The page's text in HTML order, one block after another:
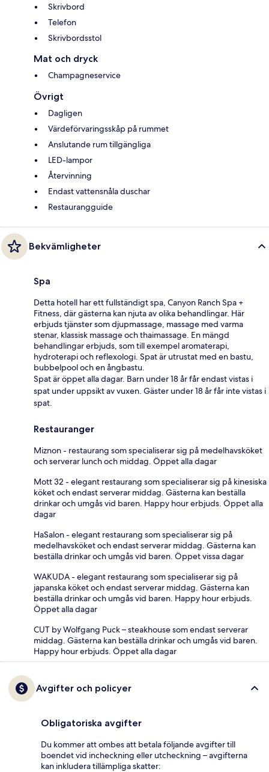
Skrivbord
Telefon
Skrivbordsstol
Mat och dryck
Champagneservice
Övrigt
Dagligen
Värdeförvaringsskåp på rummet
Anslutande rum tillgängliga
LED-lampor
Återvinning
Endast vattensnåla duschar
Restaurangguide
Bekvämligheter
Spa
Detta hotell har ett fullständigt spa, Canyon Ranch Spa +
Fitness, där gästerna kan njuta av olika behandlingar. Här
erbjuds tjänster som djupmassage, massage med varma
stenar, klassisk massage och thaimassage. En mängd
behandlingar erbjuds, som till exempel aromaterapi,
hydroterapi och reflexologi. Spat är utrustat med en bastu,
bubbelpool och en ångbastu.
Spat är öppet alla dagar. Barn under 18 år får endast vistas i
spat under uppsikt av vuxen. Gäster under 18 år får inte vistas i
spat.
Restauranger
Miznon - restaurang som specialiserar sig på medelhavsköket
och serverar lunch och middag. Öppet alla dagar
Mott 32 - elegant restaurang som specialiserar sig på kinesiska
köket och endast serverar middag. Gästerna kan beställa
drinkar och umgås vid baren. Happy hour erbjuds. Öppet alla
dagar
HaSalon - elegant restaurang som specialiserar sig på
medelhavsköket och endast serverar middag. Gästerna kan
beställa drinkar och umgås vid baren. Öppet vissa dagar
WAKUDA - elegant restaurang som specialiserar sig på
japanska köket och endast serverar middag. Gästerna kan
beställa drinkar och umgås vid baren. Happy hour erbjuds.
Öppet alla dagar
CUT by Wolfgang Puck – steakhouse som endast serverar
middag. Gästerna kan beställa drinkar och umgås vid baren.
Happy hour erbjuds. Öppet alla dagar
Avgifter och policyer
Obligatoriska avgifter
Du kommer att ombes att betala följande avgifter till
boendet vid incheckning eller utcheckning – avgifterna
kan inkludera tillämpliga skatter: